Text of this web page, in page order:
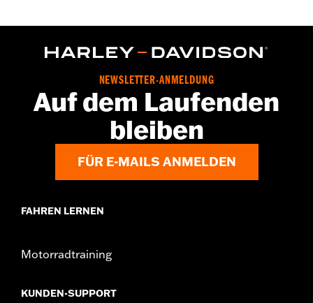
In Einheiten erhältlich:Jeweils
1 year limited warranty – Go towww.h-
d.com/warrantyfor full details
NEWSLETTER-ANMELDUNG
Auf dem Laufenden
bleiben
FÜR E-MAILS ANMELDEN
FAHREN LERNEN
Motorradtraining
KUNDEN-SUPPORT